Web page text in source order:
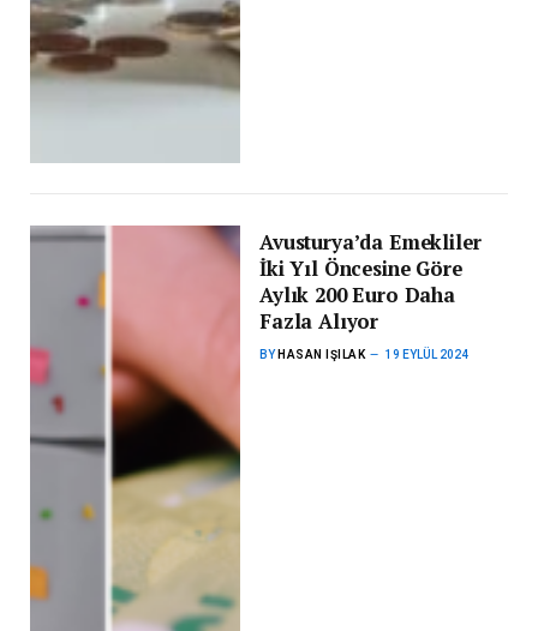
Avusturya’da Emekliler
İki Yıl Öncesine Göre
Aylık 200 Euro Daha
Fazla Alıyor
BY HASAN IŞILAK 19 EYLÜL 2024